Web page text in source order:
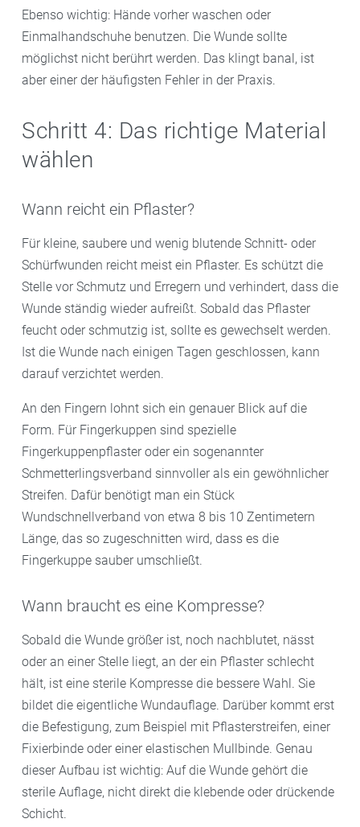
Ebenso wichtig: Hände vorher waschen oder
Einmalhandschuhe benutzen. Die Wunde sollte
möglichst nicht berührt werden. Das klingt banal, ist
aber einer der häufigsten Fehler in der Praxis.
Schritt 4: Das richtige Material
wählen
Wann reicht ein Pflaster?
Für kleine, saubere und wenig blutende Schnitt- oder
Schürfwunden reicht meist ein Pflaster. Es schützt die
Stelle vor Schmutz und Erregern und verhindert, dass die
Wunde ständig wieder aufreißt. Sobald das Pflaster
feucht oder schmutzig ist, sollte es gewechselt werden.
Ist die Wunde nach einigen Tagen geschlossen, kann
darauf verzichtet werden.
An den Fingern lohnt sich ein genauer Blick auf die
Form. Für Fingerkuppen sind spezielle
Fingerkuppenpflaster oder ein sogenannter
Schmetterlingsverband sinnvoller als ein gewöhnlicher
Streifen. Dafür benötigt man ein Stück
Wundschnellverband von etwa 8 bis 10 Zentimetern
Länge, das so zugeschnitten wird, dass es die
Fingerkuppe sauber umschließt.
Wann braucht es eine Kompresse?
Sobald die Wunde größer ist, noch nachblutet, nässt
oder an einer Stelle liegt, an der ein Pflaster schlecht
hält, ist eine sterile Kompresse die bessere Wahl. Sie
bildet die eigentliche Wundauflage. Darüber kommt erst
die Befestigung, zum Beispiel mit Pflasterstreifen, einer
Fixierbinde oder einer elastischen Mullbinde. Genau
dieser Aufbau ist wichtig: Auf die Wunde gehört die
sterile Auflage, nicht direkt die klebende oder drückende
Schicht.